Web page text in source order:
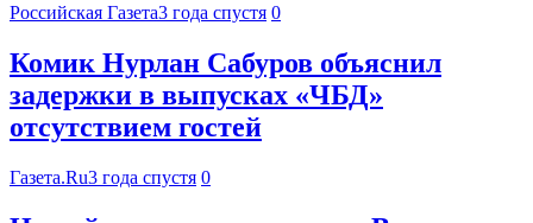
Российская Газета3 года спустя 0
Комик Нурлан Сабуров объяснил
задержки в выпусках «ЧБД»
отсутствием гостей
Газета.Ru3 года спустя 0